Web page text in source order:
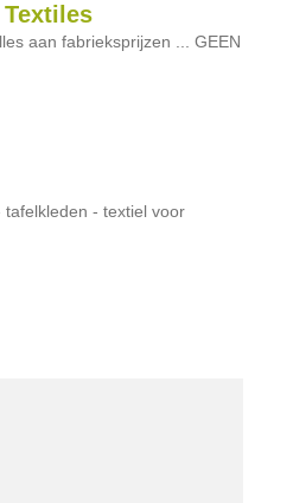
aan fabrieksprijzen ... GEEN
- textiel voor